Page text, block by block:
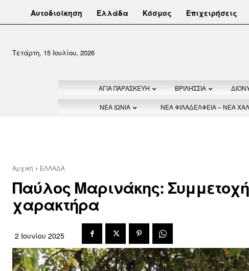
Αυτοδιοίκηση Ελλάδα Κόσμος Επιχειρήσεις
Τετάρτη, 15 Ιουλίου, 2026
ΑΓΙΑ ΠΑΡΑΣΚΕΥΗ ΒΡΙΛΗΣΣΙΑ
ΝΕΑ ΙΩΝΙΑ ΝΕΑ ΦΙΛΑΔΕΛΦΕΙΑ – ΝΕΑ
Αρχική ΕΛΛΑΔΑ
Παύλος Μαρινάκης:
χαρακτήρα
2 Ιουνίου 2025